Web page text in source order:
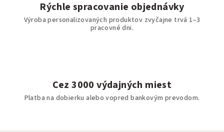
Rýchle spracovanie objednávky
Výroba personalizovaných produktov zvyčajne trvá 1–3
pracovné dni.
Cez 3000 výdajných miest
Platba na dobierku alebo vopred bankovým prevodom.